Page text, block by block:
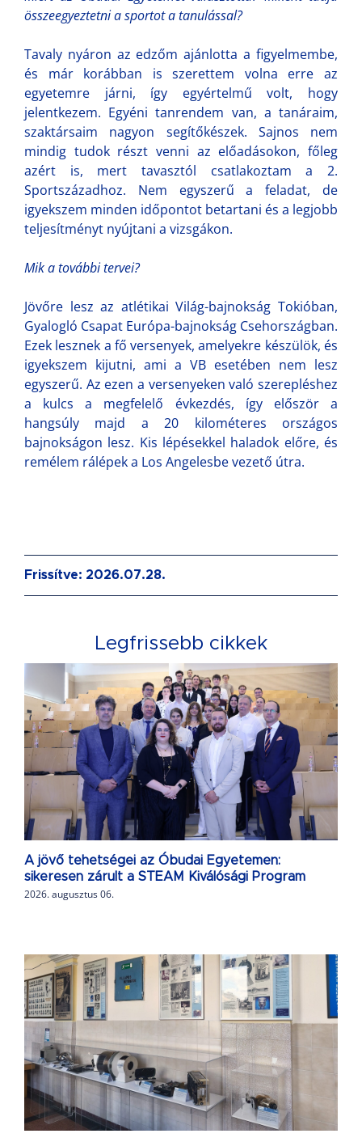
összeegyeztetni a sportot a tanulással?
Tavaly nyáron az edzőm ajánlotta a figyelmembe,
és már korábban is szerettem volna erre az
egyetemre járni, így egyértelmű volt, hogy
jelentkezem. Egyéni tanrendem van, a tanáraim,
szaktársaim nagyon segítőkészek. Sajnos nem
mindig tudok részt venni az előadásokon, főleg
azért is, mert tavasztól csatlakoztam a 2.
Sportszázadhoz. Nem egyszerű a feladat, de
igyekszem minden időpontot betartani és a legjobb
teljesítményt nyújtani a vizsgákon.
Mik a további tervei?
Jövőre lesz az atlétikai Világ-bajnokság Tokióban,
Gyalogló Csapat Európa-bajnokság Csehországban.
Ezek lesznek a fő versenyek, amelyekre készülök, és
igyekszem kijutni, ami a VB esetében nem lesz
egyszerű. Az ezen a versenyeken való szerepléshez
a kulcs a megfelelő évkezdés, így először a
hangsúly majd a 20 kilométeres országos
bajnokságon lesz. Kis lépésekkel haladok előre, és
remélem rálépek a Los Angelesbe vezető útra.
Frissítve: 2026.07.28.
Legfrissebb cikkek
A jövő tehetségei az Óbudai Egyetemen:
sikeresen zárult a STEAM Kiválósági Program
2026. augusztus 06.